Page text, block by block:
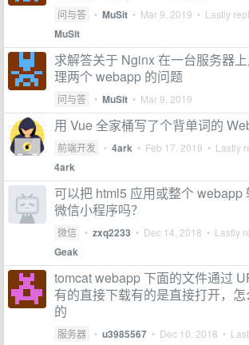
问与答 • MuSit • Mar 9, 2019 • Lastly
MuSit
求解答关于 Nginx 在一台服务器
理两个 webapp 的问题
问与答 • MuSit • Mar 9, 2019
用 Vue 全家桶写了个背单词的
前端开发 • 4ark • Feb 17, 2019 • Lastly
4ark
可以把 html5 应用或整个 webapp
微信小程序吗？
微信 • zxq2233 • Dec 14, 2018 • Lastly
Geak
tomcat webapp 下面的文件通过
有的直接下载有的是直接打开，
的
服务器 • u3985567 • Dec 10, 2018 •